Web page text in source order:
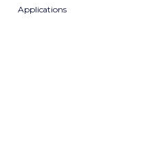
Applications